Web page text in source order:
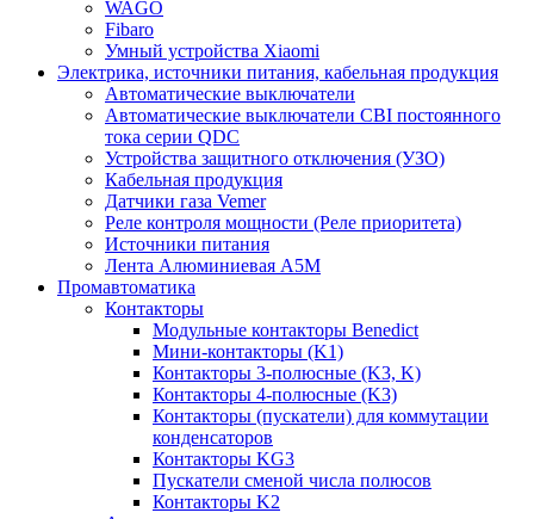
WAGO
Fibaro
Умный устройства Xiaomi
Электрика, источники питания, кабельная продукция
Автоматические выключатели
Автоматические выключатели CBI постоянного
тока серии QDC
Устройства защитного отключения (УЗО)
Кабельная продукция
Датчики газа Vemer
Реле контроля мощности (Реле приоритета)
Источники питания
Лента Алюминиевая А5М
Промавтоматика
Контакторы
Модульные контакторы Benedict
Мини-контакторы (K1)
Контакторы 3-полюсные (K3, K)
Контакторы 4-полюсные (K3)
Контакторы (пускатели) для коммутации
конденсаторов
Контакторы KG3
Пускатели сменой числа полюсов
Контакторы K2